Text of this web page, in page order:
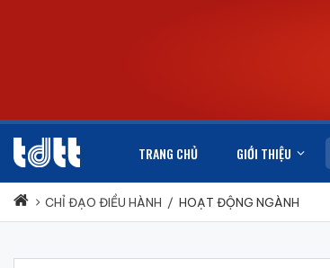
TRANG CHỦ GIỚI THIỆU
CHỈ ĐẠO ĐIỀU HÀNH / HOẠT ĐỘNG NGÀNH